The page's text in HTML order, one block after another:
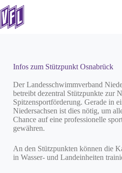
Infos zum Stützpunkt Osnabrück
Der Landesschwimmverband
betreibt dezentral Stützpunkte zur
Spitzensportförderung. Gerade in
Niedersachsen ist dies nötig, um
Chance auf eine professionelle
gewähren.
An den Stützpunkten können die
in Wasser- und Landeinheiten